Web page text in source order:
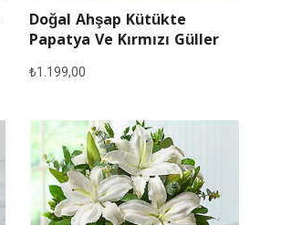
Doğal Ahşap Kütükte
Papatya Ve Kırmızı Güller
₺1.199,00